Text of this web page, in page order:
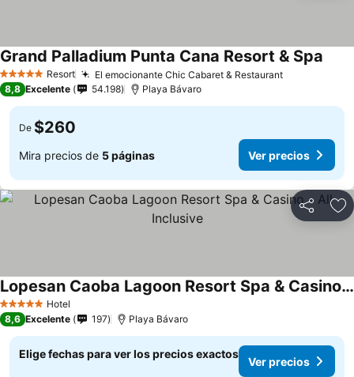
5 Estrellas Resort El emocionante Chic Cabaret & Restaurant
Grand Palladium Punta Cana Resort & Spa
8,8 Excelente 54.198 Playa Bávaro
De $260
Mira precios de 5 páginas Ver precios
Compartir
5 Estrellas Hotel
Lopesan Caoba Lagoon Resort Spa & Casino - All Inclusive
8,6 Excelente 197 Playa Bávaro
Elige fechas para ver los precios exactos
Ver precios